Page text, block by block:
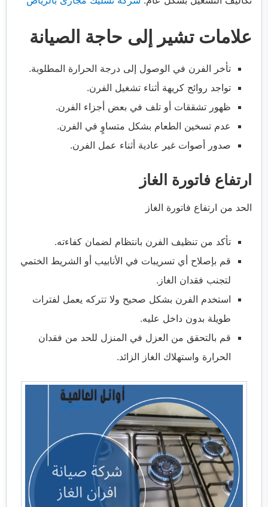
علامات تشير إلى حاجة الصيانة
تأخر الفرن في الوصول إلى درجة الحرارة المطلوبة.
تواجد روائح كريهة أثناء تشغيل الفرن.
ظهور تشققات أو تلف في بعض أجزاء الفرن.
عدم تسخين الطعام بشكل متساوٍ في الفرن.
صدور أصوات غير عادية أثناء عمل الفرن.
ارتفاع فاتورة الغاز
الحد من ارتفاع فاتورة الغاز
تأكد من تنظيف الفرن بانتظام لضمان كفاءته.
قم بإصلاح أي تسريبات في الأنابيب أو الشريط الختمي
لتجنب فقدان الغاز.
استخدم الفرن بشكل صحيح ولا تتركه يعمل لفترات
طويلة بدون داخل عليه.
قم بالتحقق من العزل في المنزل للحد من فقدان
الحرارة واستهلاك الغاز الزائد.